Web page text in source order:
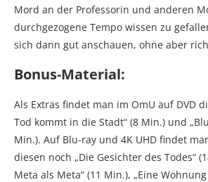
Mord an der Professorin und anderen
durchgezogene Tempo wissen zu
sich dann gut anschauen, ohne aber
Bonus-Material:
Als Extras findet man im OmU auf DVD
Tod kommt in die Stadt“ (8 Min.) und
Min.). Auf Blu-ray und 4K UHD findet
diesen noch „Die Gesichter des Todes“
Meta als Meta“ (11 Min.), „Eine